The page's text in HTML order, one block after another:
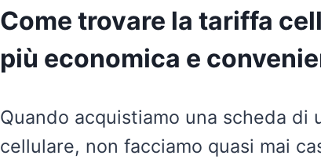
Come trovare la tariffa
più economica e
Quando acquistiamo una scheda
cellulare, non facciamo quasi mai